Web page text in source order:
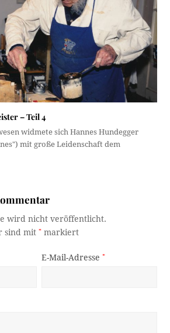
– Teil 4
widmete sich Hannes Hundegger
mit große Leidenschaft dem
wird nicht veröffentlicht.
sind mit* markiert
E-Mail-Adresse*